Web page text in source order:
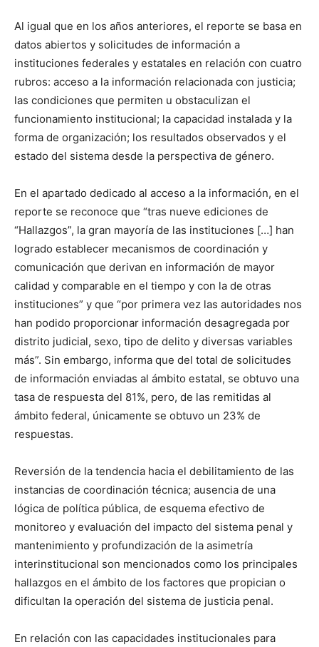
Al igual que en los años anteriores, el reporte se basa en
datos abiertos y solicitudes de información a
instituciones federales y estatales en relación con cuatro
rubros: acceso a la información relacionada con justicia;
las condiciones que permiten u obstaculizan el
funcionamiento institucional; la capacidad instalada y la
forma de organización; los resultados observados y el
estado del sistema desde la perspectiva de género.
En el apartado dedicado al acceso a la información, en el
reporte se reconoce que “tras nueve ediciones de
“Hallazgos”, la gran mayoría de las instituciones […] han
logrado establecer mecanismos de coordinación y
comunicación que derivan en información de mayor
calidad y comparable en el tiempo y con la de otras
instituciones” y que “por primera vez las autoridades nos
han podido proporcionar información desagregada por
distrito judicial, sexo, tipo de delito y diversas variables
más”. Sin embargo, informa que del total de solicitudes
de información enviadas al ámbito estatal, se obtuvo una
tasa de respuesta del 81%, pero, de las remitidas al
ámbito federal, únicamente se obtuvo un 23% de
respuestas.
Reversión de la tendencia hacia el debilitamiento de las
instancias de coordinación técnica; ausencia de una
lógica de política pública, de esquema efectivo de
monitoreo y evaluación del impacto del sistema penal y
mantenimiento y profundización de la asimetría
interinstitucional son mencionados como los principales
hallazgos en el ámbito de los factores que propician o
dificultan la operación del sistema de justicia penal.
En relación con las capacidades institucionales para